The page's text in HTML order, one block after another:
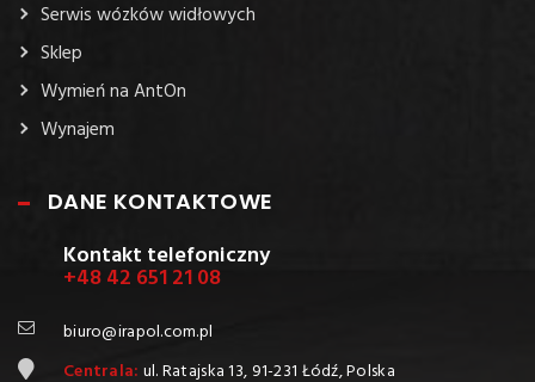
Serwis wózków widłowych
Sklep
Wymień na AntOn
Wynajem
DANE KONTAKTOWE
Kontakt telefoniczny
+48 42 651 21 08
biuro@irapol.com.pl
Centrala: ul. Ratajska 13, 91-231 Łódź, Polska